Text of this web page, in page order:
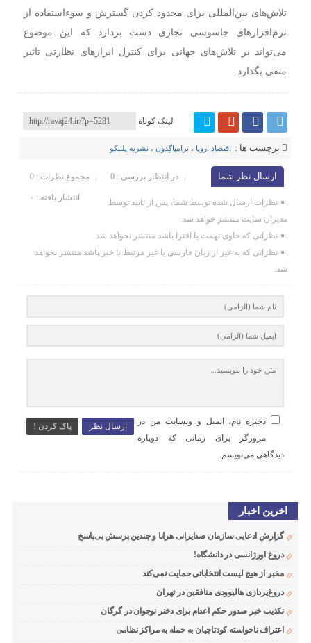
تلاش‌های بین‌المللی برای محدود کردن گسترش و سوءاستفاده از
نرم‌افزارهای جاسوسی تجاری دست بردارد که این موضوع
می‌تواند بر تلاش‌های جهانی برای کنترل ابزارهای نظارتی تاثیر
منفی بگذارد.
لینک کوتاه
برچسب ها : اقتصاد اروپا ،ترامپاگِدون ، نشریه پلتیکو
ارسال نظر شما مجموع نظرات : 0 در انتظار بررسی : 0
انتشار یافته : ۰
نظرات ارسال شده توسط شما، پس از تایید توسط
مدیران سایت منتشر خواهد شد.
نظراتی که حاوی تهمت یا افترا باشد منتشر نخواهد شد.
نظراتی که به غیر از زبان فارسی یا غیر مرتبط با خبر باشد منتشر نخواهد
شد.
ارسال نظر پاک کردن !
ذخیره نام، ایمیل و وبسایت من در
مرورگر برای زمانی که دوباره
دیدگاهی می‌نویسم.
اخرین اخبار
گزارش ادعایی سازمان ضدایرانی هرانا و چندین پرسش بی‌پاسخ
دروغ اورژانسی در دانشگاه!
مخبر از هیچ لیست انتخاباتی حمایت نمی‌کند
دروغ‌پردازی هالیوودی منافقین در تهران
تکذیب خبر صدور حکم اعدام برای دختر نوجوان در گرگان
اعتراف ناخواسته کودتاچیان به حمله به مراکز نظامی